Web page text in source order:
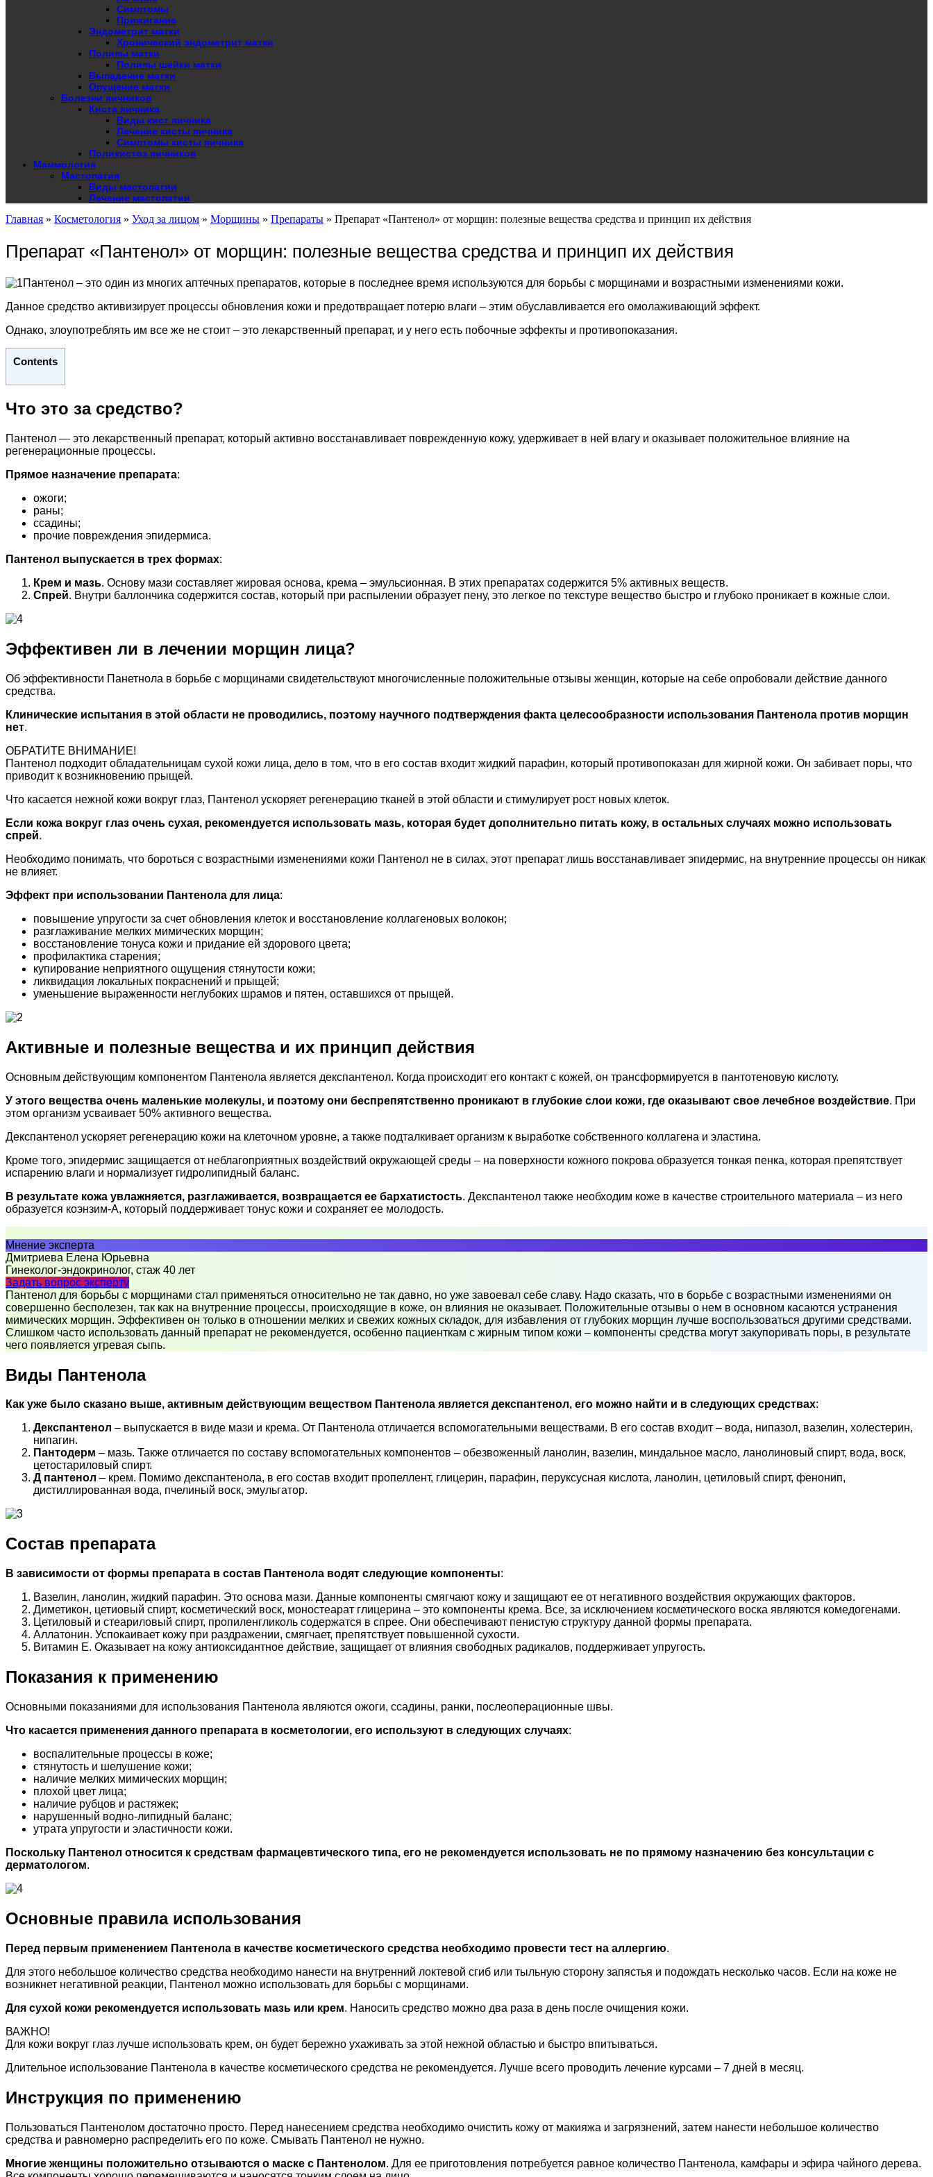
Симптомы
Прижигание
Эндометрит матки
Хронический эндометрит матки
Полипы матки
Полипы шейки матки
Выпадение матки
Опущение матки
Болезни яичников
Киста яичника
Виды кист яичника
Лечение кисты яичника
Симптомы кисты яичника
Поликистоз яичников
Маммология
Мастопатия
Виды мастопатии
Лечение мастопатии
Главная » Косметология » Уход за лицом » Морщины » Препараты » Препарат «Пантенол» от морщин: полезные вещества средства и принцип их действия
Препарат «Пантенол» от морщин: полезные вещества средства и принцип их действия
Пантенол – это один из многих аптечных препаратов, которые в последнее время используются для борьбы с морщинами и возрастными изменениями кожи.
Данное средство активизирует процессы обновления кожи и предотвращает потерю влаги – этим обуславливается его омолаживающий эффект.
Однако, злоупотреблять им все же не стоит – это лекарственный препарат, и у него есть побочные эффекты и противопоказания.
Contents
Что это за средство?
Пантенол — это лекарственный препарат, который активно восстанавливает поврежденную кожу, удерживает в ней влагу и оказывает положительное влияние на
регенерационные процессы.
Прямое назначение препарата:
ожоги;
раны;
ссадины;
прочие повреждения эпидермиса.
Пантенол выпускается в трех формах:
Крем и мазь. Основу мази составляет жировая основа, крема – эмульсионная. В этих препаратах содержится 5% активных веществ.
Спрей. Внутри баллончика содержится состав, который при распылении образует пену, это легкое по текстуре вещество быстро и глубоко проникает в кожные слои.
Эффективен ли в лечении морщин лица?
Об эффективности Панетнола в борьбе с морщинами свидетельствуют многочисленные положительные отзывы женщин, которые на себе опробовали действие данного
средства.
Клинические испытания в этой области не проводились, поэтому научного подтверждения факта целесообразности использования Пантенола против морщин
нет.
ОБРАТИТЕ ВНИМАНИЕ!
Пантенол подходит обладательницам сухой кожи лица, дело в том, что в его состав входит жидкий парафин, который противопоказан для жирной кожи. Он забивает поры, что
приводит к возникновению прыщей.
Что касается нежной кожи вокруг глаз, Пантенол ускоряет регенерацию тканей в этой области и стимулирует рост новых клеток.
Если кожа вокруг глаз очень сухая, рекомендуется использовать мазь, которая будет дополнительно питать кожу, в остальных случаях можно использовать
спрей.
Необходимо понимать, что бороться с возрастными изменениями кожи Пантенол не в силах, этот препарат лишь восстанавливает эпидермис, на внутренние процессы он никак
не влияет.
Эффект при использовании Пантенола для лица:
повышение упругости за счет обновления клеток и восстановление коллагеновых волокон;
разглаживание мелких мимических морщин;
восстановление тонуса кожи и придание ей здорового цвета;
профилактика старения;
купирование неприятного ощущения стянутости кожи;
ликвидация локальных покраснений и прыщей;
уменьшение выраженности неглубоких шрамов и пятен, оставшихся от прыщей.
Активные и полезные вещества и их принцип действия
Основным действующим компонентом Пантенола является декспантенол. Когда происходит его контакт с кожей, он трансформируется в пантотеновую кислоту.
У этого вещества очень маленькие молекулы, и поэтому они беспрепятственно проникают в глубокие слои кожи, где оказывают свое лечебное воздействие. При
этом организм усваивает 50% активного вещества.
Декспантенол ускоряет регенерацию кожи на клеточном уровне, а также подталкивает организм к выработке собственного коллагена и эластина.
Кроме того, эпидермис защищается от неблагоприятных воздействий окружающей среды – на поверхности кожного покрова образуется тонкая пенка, которая препятствует
испарению влаги и нормализует гидролипидный баланс.
В результате кожа увлажняется, разглаживается, возвращается ее бархатистость. Декспантенол также необходим коже в качестве строительного материала – из него
образуется коэнзим-А, который поддерживает тонус кожи и сохраняет ее молодость.
Мнение эксперта
Дмитриева Елена Юрьевна
Гинеколог-эндокринолог, стаж 40 лет
Задать вопрос эксперту
Пантенол для борьбы с морщинами стал применяться относительно не так давно, но уже завоевал себе славу. Надо сказать, что в борьбе с возрастными изменениями он
совершенно бесполезен, так как на внутренние процессы, происходящие в коже, он влияния не оказывает. Положительные отзывы о нем в основном касаются устранения
мимических морщин. Эффективен он только в отношении мелких и свежих кожных складок, для избавления от глубоких морщин лучше воспользоваться другими средствами.
Слишком часто использовать данный препарат не рекомендуется, особенно пациенткам с жирным типом кожи – компоненты средства могут закупоривать поры, в результате
чего появляется угревая сыпь.
Виды Пантенола
Как уже было сказано выше, активным действующим веществом Пантенола является декспантенол, его можно найти и в следующих средствах:
Декспантенол – выпускается в виде мази и крема. От Пантенола отличается вспомогательными веществами. В его состав входит – вода, нипазол, вазелин, холестерин,
нипагин.
Пантодерм – мазь. Также отличается по составу вспомогательных компонентов – обезвоженный ланолин, вазелин, миндальное масло, ланолиновый спирт, вода, воск,
цетостариловый спирт.
Д пантенол – крем. Помимо декспантенола, в его состав входит пропеллент, глицерин, парафин, перуксусная кислота, ланолин, цетиловый спирт, фенонип,
дистиллированная вода, пчелиный воск, эмульгатор.
Состав препарата
В зависимости от формы препарата в состав Пантенола водят следующие компоненты:
Вазелин, ланолин, жидкий парафин. Это основа мази. Данные компоненты смягчают кожу и защищают ее от негативного воздействия окружающих факторов.
Диметикон, цетиовый спирт, косметический воск, моностеарат глицерина – это компоненты крема. Все, за исключением косметического воска являются комедогенами.
Цетиловый и стеариловый спирт, пропиленгликоль содержатся в спрее. Они обеспечивают пенистую структуру данной формы препарата.
Аллатонин. Успокаивает кожу при раздражении, смягчает, препятствует повышенной сухости.
Витамин Е. Оказывает на кожу антиоксидантное действие, защищает от влияния свободных радикалов, поддерживает упругость.
Показания к применению
Основными показаниями для использования Пантенола являются ожоги, ссадины, ранки, послеоперационные швы.
Что касается применения данного препарата в косметологии, его используют в следующих случаях:
воспалительные процессы в коже;
стянутость и шелушение кожи;
наличие мелких мимических морщин;
плохой цвет лица;
наличие рубцов и растяжек;
нарушенный водно-липидный баланс;
утрата упругости и эластичности кожи.
Поскольку Пантенол относится к средствам фармацевтического типа, его не рекомендуется использовать не по прямому назначению без консультации с
дерматологом.
Основные правила использования
Перед первым применением Пантенола в качестве косметического средства необходимо провести тест на аллергию.
Для этого небольшое количество средства необходимо нанести на внутренний локтевой сгиб или тыльную сторону запястья и подождать несколько часов. Если на коже не
возникнет негативной реакции, Пантенол можно использовать для борьбы с морщинами.
Для сухой кожи рекомендуется использовать мазь или крем. Наносить средство можно два раза в день после очищения кожи.
ВАЖНО!
Для кожи вокруг глаз лучше использовать крем, он будет бережно ухаживать за этой нежной областью и быстро впитываться.
Длительное использование Пантенола в качестве косметического средства не рекомендуется. Лучше всего проводить лечение курсами – 7 дней в месяц.
Инструкция по применению
Пользоваться Пантенолом достаточно просто. Перед нанесением средства необходимо очистить кожу от макияжа и загрязнений, затем нанести небольшое количество
средства и равномерно распределить его по коже. Смывать Пантенол не нужно.
Многие женщины положительно отзываются о маске с Пантенолом. Для ее приготовления потребуется равное количество Пантенола, камфары и эфира чайного дерева.